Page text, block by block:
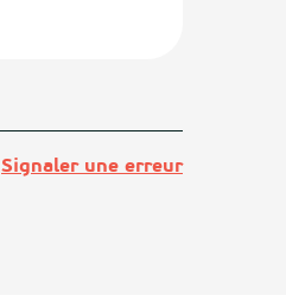
Signaler une erreur